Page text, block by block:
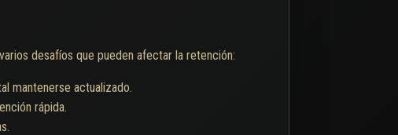
desafíos que pueden afectar la retención:
mantenerse actualizado.
rápida.